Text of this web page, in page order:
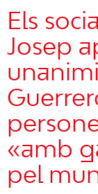
Els
Josep
«amb
pel